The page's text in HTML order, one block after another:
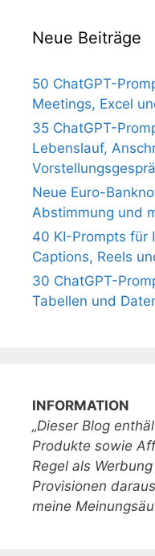
Neue Beiträge
50 ChatGPT-
Meetings, Excel
35 ChatGPT-
Lebenslauf,
Neue Euro-
Abstimmung und
40 KI-Prompts für
Captions, Reels
30 ChatGPT-
Tabellen und
INFORMATION
„Dieser Blog
Produkte sowie
Regel als
Provisionen
meine